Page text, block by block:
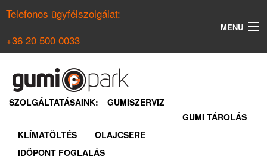
Telefonos ügyfélszolgálat:
+36 20 500 0033
MENU
NYÁRI GUMI KERESŐ
SZOLGÁLTATÁSAINK:
GUMISZERVIZ
GUMI TÁROLÁS
KLÍMATÖLTÉS
OLAJCSERE
IDŐPONT FOGLALÁS